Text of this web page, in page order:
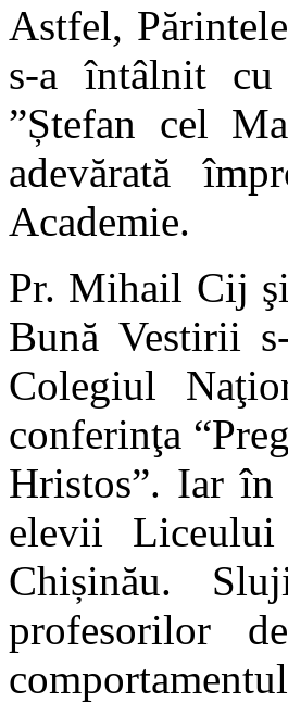
Astfel,
s-a întâlnit
”Ștefan cel
adevărată
Academie.
Pr. Mihail Cij şi
Bună Vestirii
Colegiul
conferinţa
Hristos”. Iar
elevii
Chișinău.
profesorilor